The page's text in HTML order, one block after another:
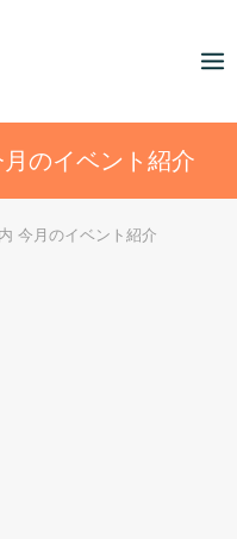
のイベント紹介
今月のイベント紹介